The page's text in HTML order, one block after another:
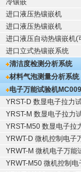
冷镶嵌
进口液压热镶嵌机
进口液压热镶嵌机
进口液压自动热镶嵌机(
进口立式热镶嵌系统
清洁度检测分析系统
材料气泡测量分析系统
电子万能试验机
YRST-D 数显电子拉力
YRST-M 数显电子拉力
YRST-M50 数显电子拉
YRWT-D 微机控制电子
YRWT-M 微机电子万能
YRWT-M50 微机控制